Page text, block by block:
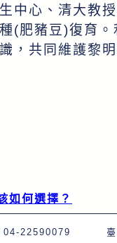
中心、清大教
(肥豬豆)復育
，共同維護黎明
如何選擇？
22590079